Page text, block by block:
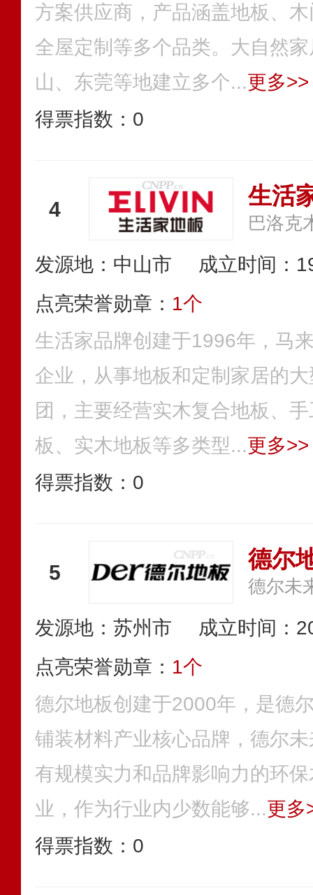
方案供应商，产品涵盖地板、
全屋定制等多个品类。大自然
山、东莞等地建立多个...更多>>
得票指数： 0
4 生活
巴洛克
发源地：中山市
成立时间：
点亮荣誉勋章： 1个
生活家品牌创建于1996年，马
企业，从事地板和定制家居的
团，主要经营实木复合地板、
板、实木地板等多类型...更多>>
得票指数： 0
5 德尔
发源地：苏州市
成立时间：
点亮荣誉勋章： 1个
德尔地板创建于2000年，是德
铺装材料产业核心品牌，德尔
有规模实力和品牌影响力的环
业，作为行业内少数能够...更多
得票指数： 0